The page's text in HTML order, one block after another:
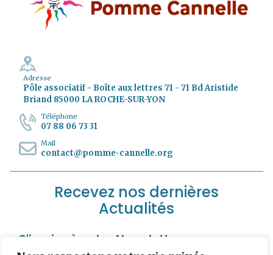
Adresse
Pôle associatif - Boîte aux lettres 71 - 71 Bd Aristide
Briand 85000 LA ROCHE-SUR-YON
Téléphone
07 88 06 73 31
Mail
contact@pomme-cannelle.org
Recevez nos dernières
Actualités
S'incrire à notre Newsletter